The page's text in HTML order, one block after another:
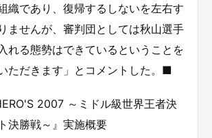
織であり、復帰するしないを左右す
ませんが、審判団としては秋山選手
れる態勢はできているということを
ただきます」とコメントした。■
2007 ～ミドル級世界王者決
決勝戦～』実施概要